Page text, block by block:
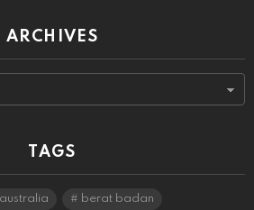
ARCHIVES
TAGS
australia berat badan